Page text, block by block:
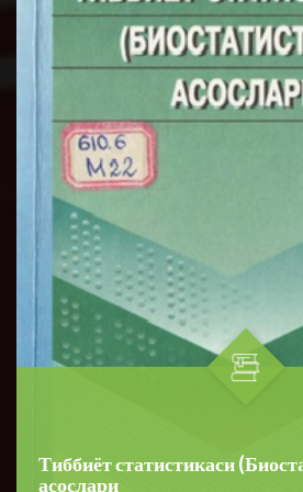
Тиббиёт статистикаси
асослари